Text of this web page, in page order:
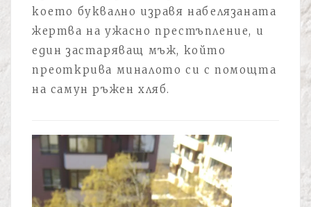
което буквално изравя набелязаната
жертва на ужасно престъпление, и
един застаряващ мъж, който
преоткрива миналото си с помощта
на самун ръжен хляб.